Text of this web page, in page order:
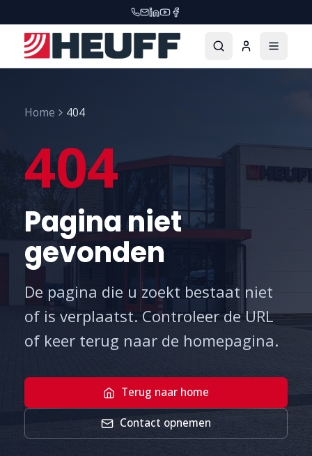
Home 404
404
Pagina niet
gevonden
De pagina die u zoekt bestaat niet
of is verplaatst. Controleer de URL
of keer terug naar de homepagina.
Terug naar home
Contact opnemen